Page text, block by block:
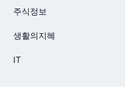
주식정보
생활의지혜
IT